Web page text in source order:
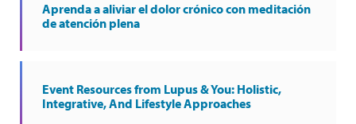
Aprenda a aliviar el dolor crónico con meditación
de atención plena
Event Resources from Lupus & You: Holistic,
Integrative, And Lifestyle Approaches